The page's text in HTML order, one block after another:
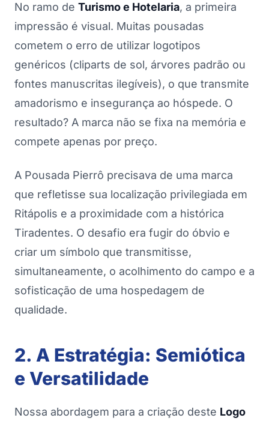
No ramo de Turismo e Hotelaria, a primeira
impressão é visual. Muitas pousadas
cometem o erro de utilizar logotipos
genéricos (cliparts de sol, árvores padrão ou
fontes manuscritas ilegíveis), o que transmite
amadorismo e insegurança ao hóspede. O
resultado? A marca não se fixa na memória e
compete apenas por preço.
A Pousada Pierrô precisava de uma marca
que refletisse sua localização privilegiada em
Ritápolis e a proximidade com a histórica
Tiradentes. O desafio era fugir do óbvio e
criar um símbolo que transmitisse,
simultaneamente, o acolhimento do campo e a
sofisticação de uma hospedagem de
qualidade.
2. A Estratégia: Semiótica
e Versatilidade
Nossa abordagem para a criação deste Logo